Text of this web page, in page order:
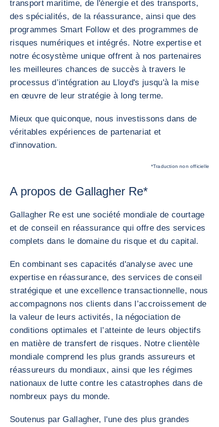
transport maritime, de l'énergie et des transports,
des spécialités, de la réassurance, ainsi que des
programmes Smart Follow et des programmes de
risques numériques et intégrés. Notre expertise et
notre écosystème unique offrent à nos partenaires
les meilleures chances de succès à travers le
processus d’intégration au Lloyd's jusqu'à la mise
en œuvre de leur stratégie à long terme.
Mieux que quiconque, nous investissons dans de
véritables expériences de partenariat et
d'innovation.
*Traduction non officielle
A propos de Gallagher Re*
Gallagher Re est une société mondiale de courtage
et de conseil en réassurance qui offre des services
complets dans le domaine du risque et du capital.
En combinant ses capacités d'analyse avec une
expertise en réassurance, des services de conseil
stratégique et une excellence transactionnelle, nous
accompagnons nos clients dans l’accroissement de
la valeur de leurs activités, la négociation de
conditions optimales et l’atteinte de leurs objectifs
en matière de transfert de risques. Notre clientèle
mondiale comprend les plus grands assureurs et
réassureurs du mondiaux, ainsi que les régimes
nationaux de lutte contre les catastrophes dans de
nombreux pays du monde.
Soutenus par Gallagher, l'une des plus grandes